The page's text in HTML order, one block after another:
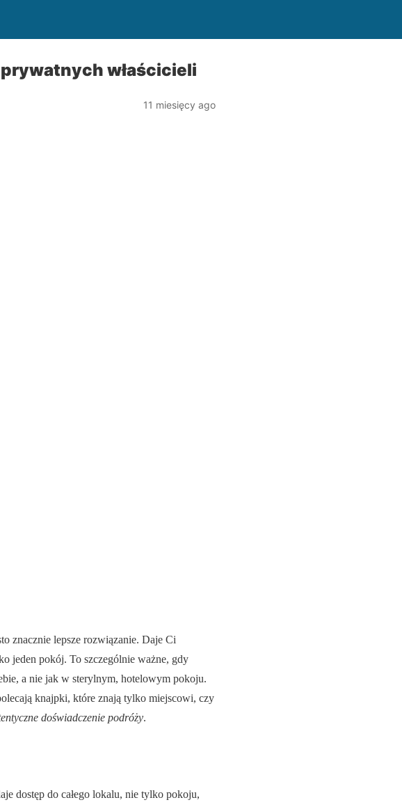
właścicieli
11 miesięcy ago
znacznie lepsze rozwiązanie. Daje Ci
jeden pokój. To szczególnie ważne, gdy
a nie jak w sterylnym, hotelowym pokoju.
knajpki, które znają tylko miejscowi, czy
doświadczenie podróży.
dostęp do całego lokalu, nie tylko pokoju,